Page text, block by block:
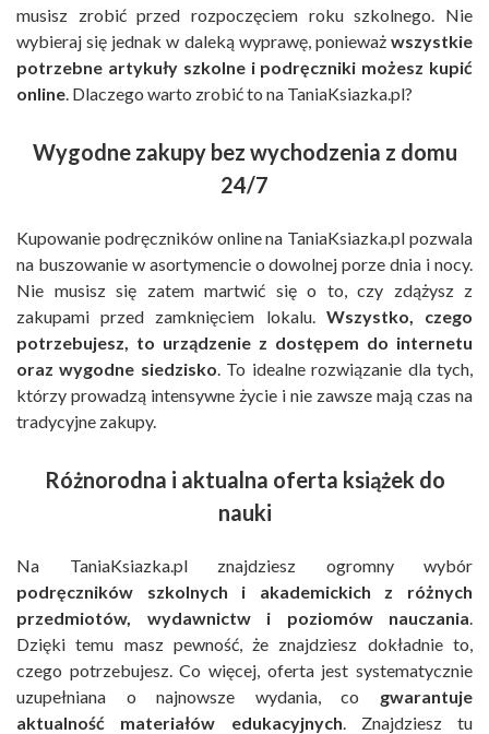
musisz zrobić przed rozpoczęciem roku szkolnego. Nie
wybieraj się jednak w daleką wyprawę, ponieważ wszystkie
potrzebne artykuły szkolne i podręczniki możesz kupić
online . Dlaczego warto zrobić to na TaniaKsiazka.pl?
Wygodne zakupy bez wychodzenia z domu
24/7
Kupowanie podręczników online na TaniaKsiazka.pl pozwala
na buszowanie w asortymencie o dowolnej porze dnia i nocy.
Nie musisz się zatem martwić się o to, czy zdążysz z
zakupami przed zamknięciem lokalu. Wszystko, czego
potrzebujesz, to urządzenie z dostępem do internetu
oraz wygodne siedzisko . To idealne rozwiązanie dla tych,
którzy prowadzą intensywne życie i nie zawsze mają czas na
tradycyjne zakupy.
Różnorodna i aktualna oferta książek do
nauki
Na TaniaKsiazka.pl znajdziesz ogromny wybór
podręczników szkolnych i akademickich z różnych
przedmiotów, wydawnictw i poziomów nauczania
Dzięki temu masz pewność, że znajdziesz dokładnie to,
czego potrzebujesz. Co więcej, oferta jest systematycznie
uzupełniana o najnowsze wydania, co gwarantuje
aktualność materiałów edukacyjnych . Znajdziesz tu